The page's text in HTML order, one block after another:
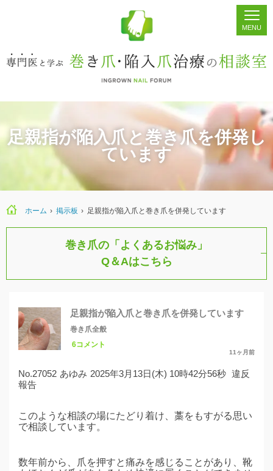
ホーム シェア 掲示板 検索
足親指が陥入爪と巻き爪を併発し
ています
ホーム › › 足親指が陥入爪と巻き爪を併発しています
巻き爪の「よくあるお悩み」
Q＆Aはこちら
足親指が陥入爪と巻き爪を併発しています
巻き爪全般
6コメント
11ヶ月前
No.27052 あゆみ 2025年3月13日(木) 10時42分56秒 違反
報告
このような相談の場にたどり着け、藁をもすがる思い
で相談しています。
数年前から、爪を押すと痛みを感じることがあり、靴